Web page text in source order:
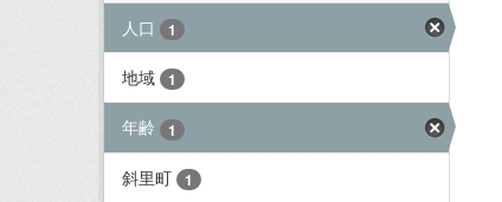
人口
1
地域 1
年齢 1
斜里町 1